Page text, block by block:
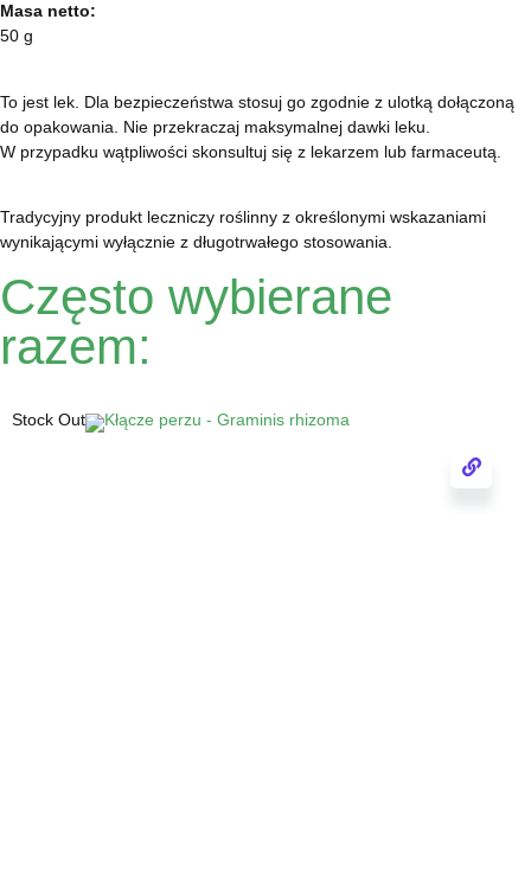
Masa netto:
50 g
To jest lek. Dla bezpieczeństwa stosuj go zgodnie z ulotką dołączoną
do opakowania. Nie przekraczaj maksymalnej dawki leku.
W przypadku wątpliwości skonsultuj się z lekarzem lub farmaceutą.
Tradycyjny produkt leczniczy roślinny z określonymi wskazaniami
wynikającymi wyłącznie z długotrwałego stosowania.
Często wybierane
razem:
Stock Out